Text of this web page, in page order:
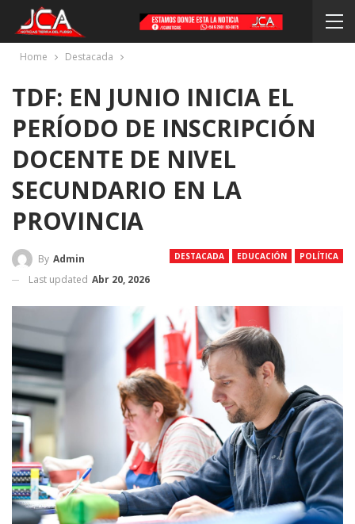
Home Destacada
TDF: EN JUNIO INICIA EL
PERÍODO DE INSCRIPCIÓN
DOCENTE DE NIVEL
SECUNDARIO EN LA
PROVINCIA
DESTACADA EDUCACIÓN POLÍTICA
By Admin
Last updated Abr 20, 2026